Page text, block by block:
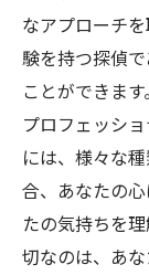
なアプローチ
験を持つ探偵
ことができま
プロフェッシ
には、様々な
合、あなたの
たの気持ちを
切なのは、あ